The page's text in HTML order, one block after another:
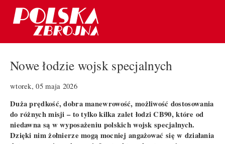
Nowe łodzie wojsk specjalnych
wtorek, 05 maja 2026
Duża prędkość, dobra manewrowość, możliwość dostosowania
do różnych misji – to tylko kilka zalet łodzi CB90, które od
niedawna są w wyposażeniu polskich wojsk specjalnych.
Dzięki nim żołnierze mogą mocniej angażować się w działania